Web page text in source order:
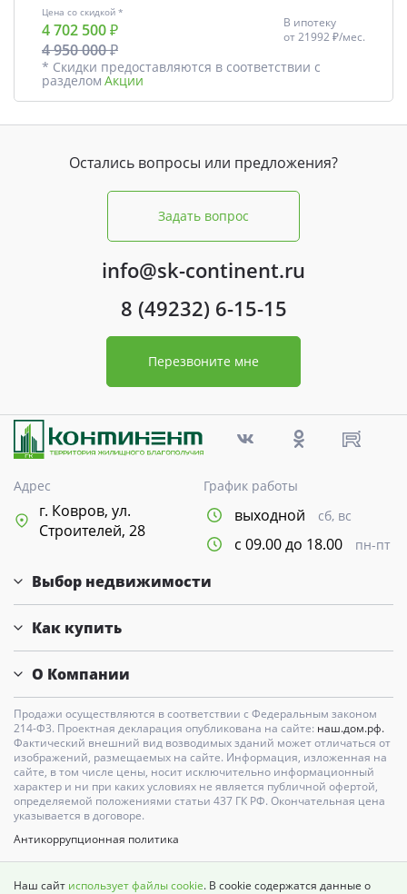
Цена со скидкой *
4 702 500 ₽
4 950 000 ₽
В ипотеку
от21992 ₽/мес.
* Скидки предоставляются в соответствии с
разделом Акции
Остались вопросы или предложения?
Задать вопрос
info@sk-continent.ru
8 (49232) 6-15-15
Перезвоните мне
Адрес
г. Ковров, ул.
Строителей, 28
График работы
выходной сб, вс
с 09.00 до 18.00 пн-пт
Выбор недвижимости
Как купить
О Компании
Продажи осуществляются в соответствии с Федеральным законом
214-Ф3. Проектная декларация опубликована на сайте: наш.дом.рф.
Фактический внешний вид возводимых зданий может отличаться от
изображений, размещаемых на сайте. Информация, изложенная на
сайте, в том числе цены, носит исключительно информационный
характер и ни при каких условиях не является публичной офертой,
определяемой положениями статьи 437 ГК РФ. Окончательная цена
указывается в договоре.
Антикоррупционная политика
Наш сайт использует файлы cookie. В cookie содержатся данные о